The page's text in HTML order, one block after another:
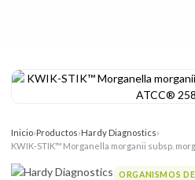
Inicio›Productos›Hardy Diagnostics›
KWIK-STIK™ Morganella morganii subsp.
ORGANISMOS